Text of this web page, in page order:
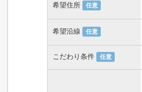
希望住所 任意
希望沿線 任意
こだわり条件 任意